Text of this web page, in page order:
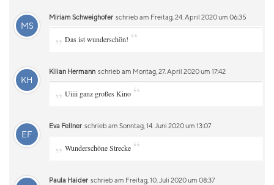
MS
Miriam Schweighofer schrieb am Freitag, 24. April 2020 um 06:35
„ Das ist wunderschön! “
KH
Kilian Hermann schrieb am Montag, 27. April 2020 um 17:42
„ Uiiii ganz großes Kino “
EF
Eva Fellner schrieb am Sonntag, 14. Juni 2020 um 13:07
„ Wunderschöne Strecke “
Paula Haider schrieb am Freitag, 10. Juli 2020 um 08:37